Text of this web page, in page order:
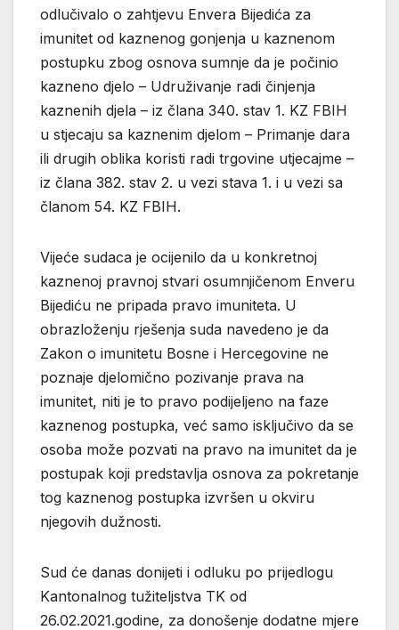
odlučivalo o zahtjevu Envera Bijedića za
imunitet od kaznenog gonjenja u kaznenom
postupku zbog osnova sumnje da je počinio
kazneno djelo – Udruživanje radi činjenja
kaznenih djela – iz člana 340. stav 1. KZ FBIH
u stjecaju sa kaznenim djelom – Primanje dara
ili drugih oblika koristi radi trgovine utjecajme –
iz člana 382. stav 2. u vezi stava 1. i u vezi sa
članom 54. KZ FBIH.
Vijeće sudaca je ocijenilo da u konkretnoj
kaznenoj pravnoj stvari osumnjičenom Enveru
Bijediću ne pripada pravo imuniteta. U
obrazloženju rješenja suda navedeno je da
Zakon o imunitetu Bosne i Hercegovine ne
poznaje djelomično pozivanje prava na
imunitet, niti je to pravo podijeljeno na faze
kaznenog postupka, već samo isključivo da se
osoba može pozvati na pravo na imunitet da je
postupak koji predstavlja osnova za pokretanje
tog kaznenog postupka izvršen u okviru
njegovih dužnosti.
Sud će danas donijeti i odluku po prijedlogu
Kantonalnog tužiteljstva TK od
26.02.2021.godine, za donošenje dodatne mjere